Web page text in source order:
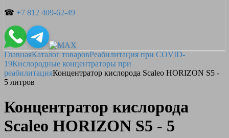
☎ +7 812 409-62-49
ГлавнаяКаталог товаровРеабилитация при COVID-
19Кислородные концентраторы при
реабилитацияКонцентратор кислорода Scaleo HORIZON S5 -
5 литров
Концентратор кислорода
Scaleo HORIZON S5 - 5